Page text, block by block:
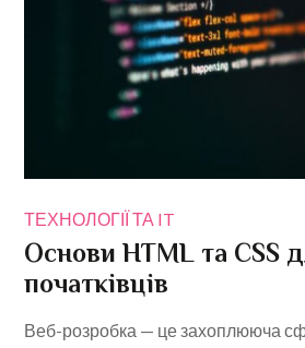
ТЕХНОЛОГІЇ ТА IT
Основи HTML та CSS
початківців
Веб-розробка — це захоплююча